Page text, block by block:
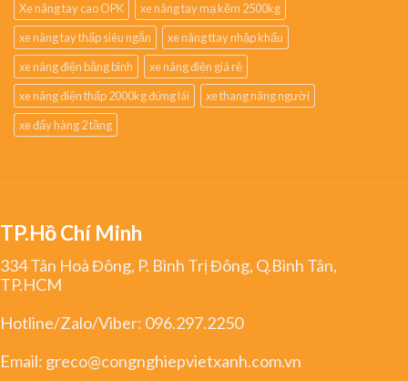
Xe nâng tay cao OPK
xe nâng tay mạ kẽm 2500kg
xe nâng tay thấp siêu ngắn
xe nâng ttay nhập khẩu
xe nâng điện bằng bình
xe nâng điện giá rẻ
xe nâng điện thấp 2000kg đứng lái
xe thang nâng người
xe đẩy hàng 2 tầng
TP.Hồ Chí Minh
334 Tân Hoà Đông, P. Bình Trị Đông, Q.Bình Tân,
TP.HCM
Hotline/Zalo/Viber: 096.297.2250
Email: greco@congnghiepvietxanh.com.vn